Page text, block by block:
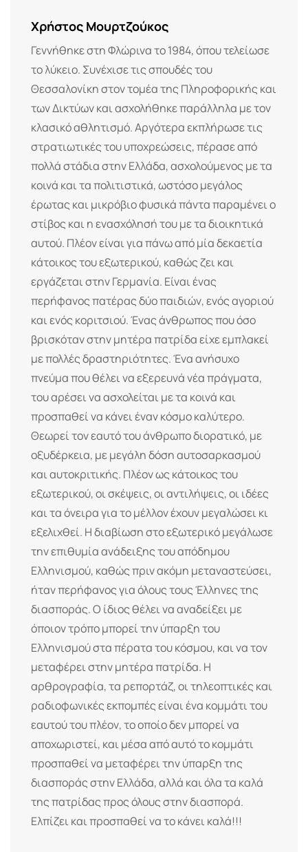
Χρήστος Μουρτζούκος
Γεννήθηκε στη Φλώρινα το 1984, όπου τελείωσε
το λύκειο. Συνέχισε τις σπουδές του
Θεσσαλονίκη στον τομέα της Πληροφορικής και
των Δικτύων και ασχολήθηκε παράλληλα με τον
κλασικό αθλητισμό. Αργότερα εκπλήρωσε τις
στρατιωτικές του υποχρεώσεις, πέρασε από
πολλά στάδια στην Ελλάδα, ασχολούμενος με τα
κοινά και τα πολιτιστικά, ωστόσο μεγάλος
έρωτας και μικρόβιο φυσικά πάντα παραμένει ο
στίβος και η ενασχόλησή του με τα διοικητικά
αυτού. Πλέον είναι για πάνω από μία δεκαετία
κάτοικος του εξωτερικού, καθώς ζει και
εργάζεται στην Γερμανία. Είναι ένας
περήφανος πατέρας δύο παιδιών, ενός αγοριού
και ενός κοριτσιού. Ένας άνθρωπος που όσο
βρισκόταν στην μητέρα πατρίδα είχε εμπλακεί
με πολλές δραστηριότητες. Ένα ανήσυχο
πνεύμα που θέλει να εξερευνά νέα πράγματα,
του αρέσει να ασχολείται με τα κοινά και
προσπαθεί να κάνει έναν κόσμο καλύτερο.
Θεωρεί τον εαυτό του άνθρωπο διορατικό, με
οξυδέρκεια, με μεγάλη δόση αυτοσαρκασμού
και αυτοκριτικής. Πλέον ως κάτοικος του
εξωτερικού, οι σκέψεις, οι αντιλήψεις, οι ιδέες
και τα όνειρα για το μέλλον έχουν μεγαλώσει κι
εξελιχθεί. Η διαβίωση στο εξωτερικό μεγάλωσε
την επιθυμία ανάδειξης του απόδημου
Ελληνισμού, καθώς πριν ακόμη μεταναστεύσει,
ήταν περήφανος για όλους τους Έλληνες της
διασποράς. Ο ίδιος θέλει να αναδείξει με
όποιον τρόπο μπορεί την ύπαρξη του
Ελληνισμού στα πέρατα του κόσμου, και να τον
μεταφέρει στην μητέρα πατρίδα. Η
αρθρογραφία, τα ρεπορτάζ, οι τηλεοπτικές και
ραδιοφωνικές εκπομπές είναι ένα κομμάτι του
εαυτού του πλέον, το οποίο δεν μπορεί να
αποχωριστεί, και μέσα από αυτό το κομμάτι
προσπαθεί να μεταφέρει την ύπαρξη της
διασποράς στην Ελλάδα, αλλά και όλα τα καλά
της πατρίδας προς όλους στην διασπορά.
Ελπίζει και προσπαθεί να το κάνει καλά!!!